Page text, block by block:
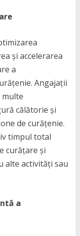
și accelerarea
a
Angajații
călătorie și
de curățenie.
timpul total
curățare și
alte activități sau
a